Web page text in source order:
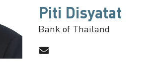
Piti Disyatat
Bank of Thailand